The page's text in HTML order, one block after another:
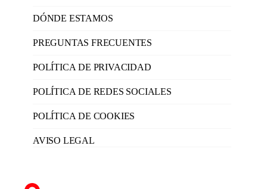
DÓNDE ESTAMOS
PREGUNTAS FRECUENTES
POLÍTICA DE PRIVACIDAD
POLÍTICA DE REDES SOCIALES
POLÍTICA DE COOKIES
AVISO LEGAL